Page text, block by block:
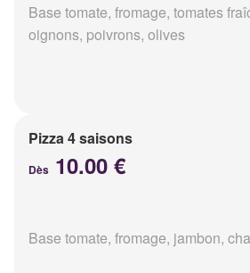
Base tomate, fromage, tomates
oignons, poivrons, olives
Pizza 4 saisons
Dès 10.00 €
Base tomate, fromage, jambon,